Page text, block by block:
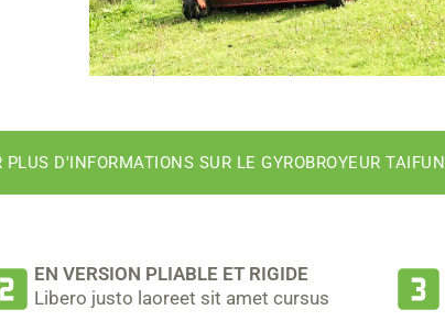
PLUS D'INFORMATIONS SUR LE GYROBROYEUR TAIFUN
EN VERSION PLIABLE ET RIGIDE
Libero justo laoreet sit amet cursus